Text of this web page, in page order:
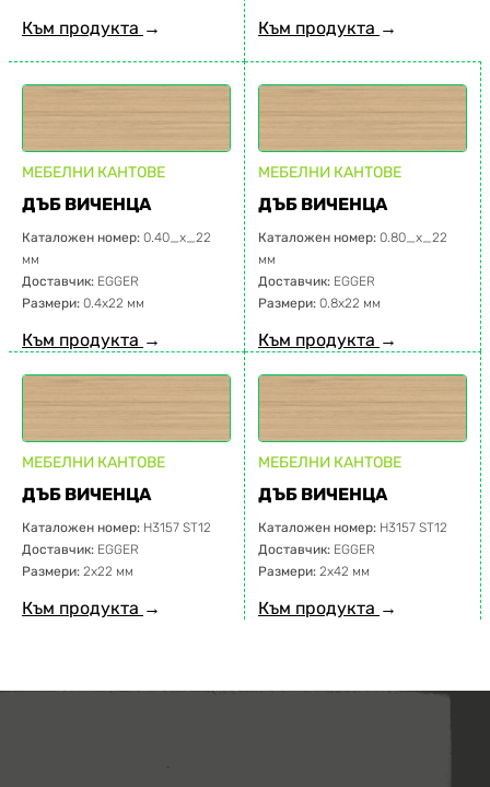
Към продукта → Към продукта →
МЕБЕЛНИ КАНТОВЕ
ДЪБ ВИЧЕНЦА
Каталожен номер: 0.40_x_22
мм
Доставчик: EGGER
Размери: 0.4х22 мм
Към продукта →
МЕБЕЛНИ КАНТОВЕ
ДЪБ ВИЧЕНЦА
Каталожен номер: 0.80_x_22
мм
Доставчик: EGGER
Размери: 0.8х22 мм
Към продукта →
МЕБЕЛНИ КАНТОВЕ
ДЪБ ВИЧЕНЦА
Каталожен номер: H3157 ST12
Доставчик: EGGER
Размери: 2х22 мм
Към продукта →
МЕБЕЛНИ КАНТОВЕ
ДЪБ ВИЧЕНЦА
Каталожен номер: H3157 ST12
Доставчик: EGGER
Размери: 2х42 мм
Към продукта →